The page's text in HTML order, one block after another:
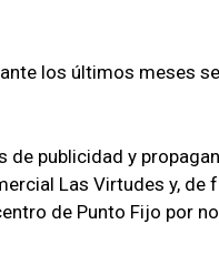
los últimos meses
de publicidad y
Las Virtudes y,
de Punto Fijo por